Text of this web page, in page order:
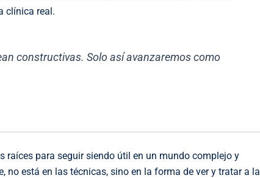
clínica real.
constructivas. Solo así avanzaremos como
para seguir siendo útil en un mundo complejo y
no está en las técnicas, sino en la forma de ver y tratar a la